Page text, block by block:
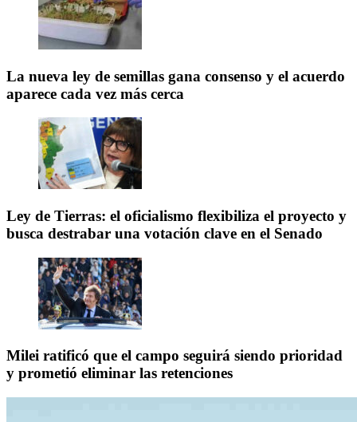
La nueva ley de semillas gana consenso y el acuerdo
aparece cada vez más cerca
Ley de Tierras: el oficialismo flexibiliza el proyecto y
busca destrabar una votación clave en el Senado
Milei ratificó que el campo seguirá siendo prioridad
y prometió eliminar las retenciones